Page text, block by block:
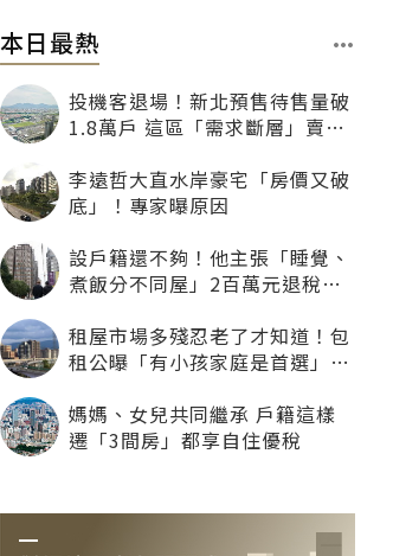
本日最熱
投機客退場！新北預售待售量破
1.8萬戶 這區「需求斷層」賣壓
李遠哲大直水岸豪宅「房價又破
底」！專家曝原因
設戶籍還不夠！他主張「睡覺、
煮飯分不同屋」2百萬元退稅照
租屋市場多殘忍老了才知道！包
租公曝「有小孩家庭是首選」：
媽媽、女兒共同繼承 戶籍這樣
遷「3間房」都享自住優稅